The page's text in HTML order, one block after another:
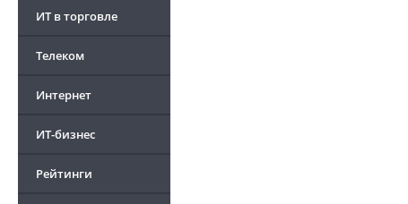
ИТ в торговле
Телеком
Интернет
ИТ-бизнес
Рейтинги